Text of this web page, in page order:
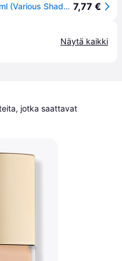
Maybelline Fit Me! Concealer 6.8ml (Various Shades) - 05 Ivory 7,77 €
Näytä kaikki
jotka saattavat